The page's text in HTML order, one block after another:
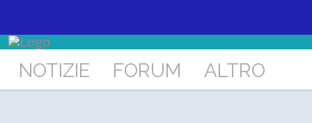
NOTIZIE FORUM ALTRO